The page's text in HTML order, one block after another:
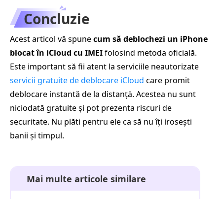
Concluzie
Acest articol vă spunecum să deblochezi un iPhone
blocat în iCloud cu IMEIfolosind metoda oficială.
Este important să fii atent la serviciile neautorizate
servicii gratuite de deblocare iCloud care promit
deblocare instantă de la distanță. Acestea nu sunt
niciodată gratuite și pot prezenta riscuri de
securitate. Nu plăti pentru ele ca să nu îți irosești
banii și timpul.
Mai multe articole similare